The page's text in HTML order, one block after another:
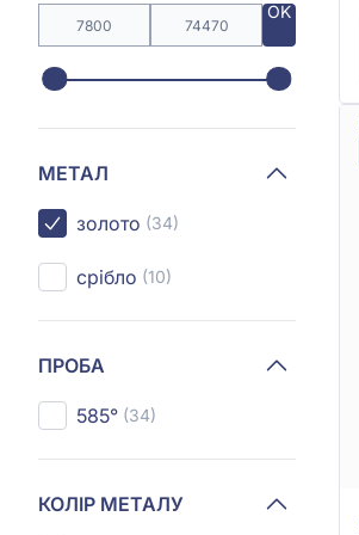
OK
МЕТАЛ
золото (34)
срібло (10)
ПРОБА
585° (34)
КОЛІР МЕТАЛУ